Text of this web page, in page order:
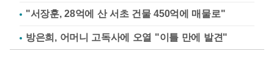
"서장훈, 28억에 산 서초 건물 450억에 매물로"
방은희, 어머니 고독사에 오열 "이틀 만에 발견"